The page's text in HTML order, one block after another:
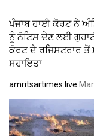
ਪੰਜਾਬ ਹਾਈ ਕੋਰਟ ਨੇ
ਨੂੰ ਨੋਟਿਸ ਦੇਣ ਲਈ
ਕੋਰਟ ਦੇ ਰਜਿਸਟਰਾਰ ਤੋਂ
ਸਹਾਇਤਾ
amritsartimes.live